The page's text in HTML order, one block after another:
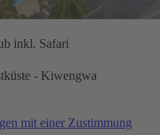
inkl. Safari
- Kiwengwa
mit einer Zustimmung